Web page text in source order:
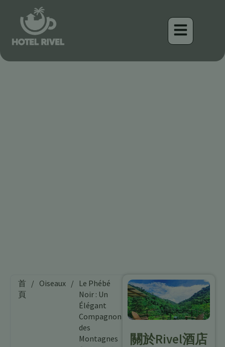
首
頁
/ Oiseaux / Le Phébé
Noir : Un
Élégant
Compagnon
des
Montagnes
關於Rivel酒店